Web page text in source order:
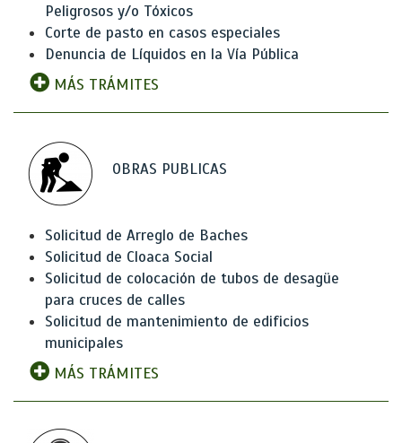
Peligrosos y/o Tóxicos
Corte de pasto en casos especiales
Denuncia de Líquidos en la Vía Pública
MÁS TRÁMITES
OBRAS PUBLICAS
Solicitud de Arreglo de Baches
Solicitud de Cloaca Social
Solicitud de colocación de tubos de desagüe
para cruces de calles
Solicitud de mantenimiento de edificios
municipales
MÁS TRÁMITES